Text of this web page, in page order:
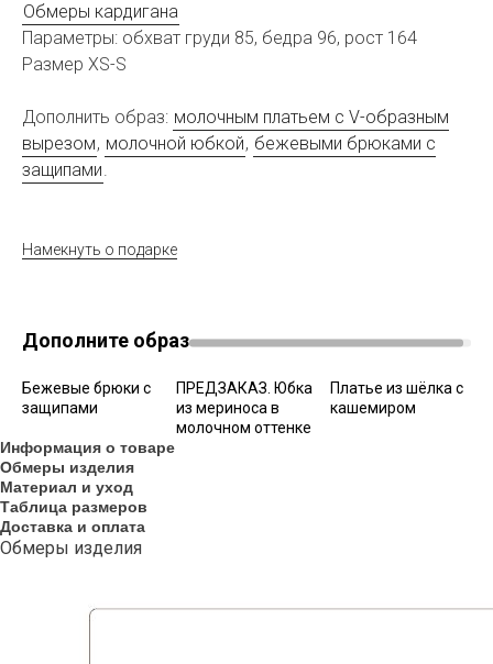
Обмеры кардигана
Параметры: обхват груди 85, бедра 96, рост 164
Размер XS-S
Дополнить образ: молочным платьем с V-образным
вырезом, молочной юбкой, бежевыми брюками с
защипами.
Намекнуть о подарке
Дополните образ
Бежевые брюки с
защипами
ПРЕДЗАКАЗ. Юбка
из мериноса в
молочном оттенке
Платье из шёлка с
кашемиром
Информация о товаре
Обмеры изделия
Материал и уход
Таблица размеров
Доставка и оплата
Обмеры изделия